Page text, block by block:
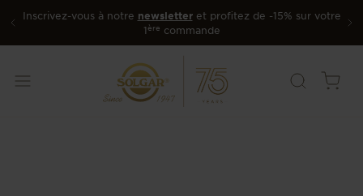
Inscrivez-vous à notre newsletteret profitez de -15% sur votre
1ère commande